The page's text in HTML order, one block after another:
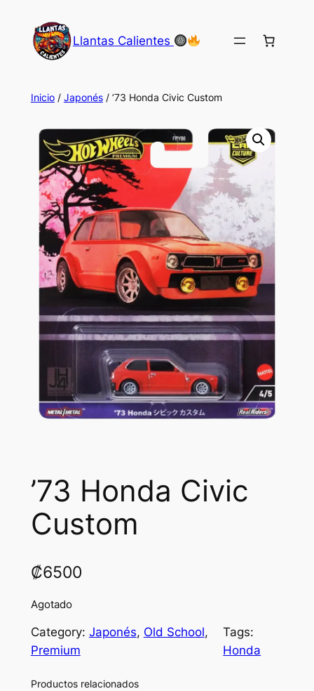
contenido
Llantas Calientes
Inicio/ Japonés/ ’73 Honda Civic Custom
’73 Honda Civic
Custom
₡6500
Agotado
Category: Japonés, Old School
Premium
Tags:
Honda
Productos relacionados